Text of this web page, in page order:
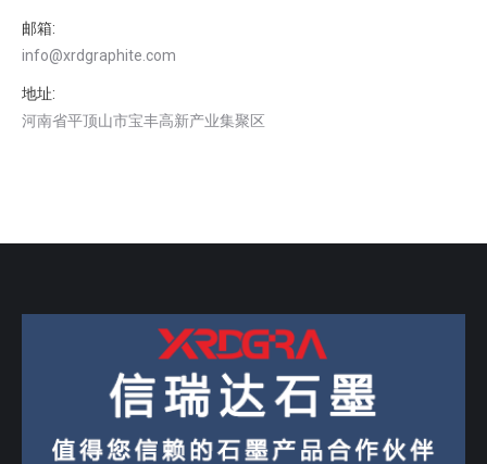
邮箱:
info@xrdgraphite.com
地址:
河南省平顶山市宝丰高新产业集聚区